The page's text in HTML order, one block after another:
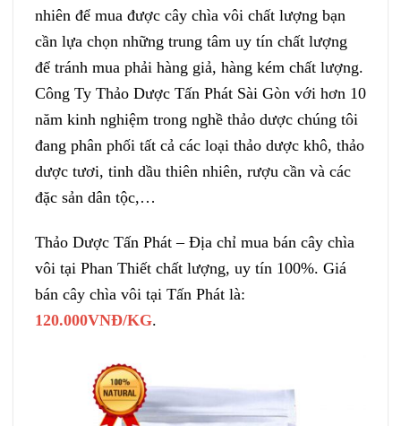
nhiên để mua được cây chìa vôi chất lượng bạn
cần lựa chọn những trung tâm uy tín chất lượng
để tránh mua phải hàng giả, hàng kém chất lượng.
Công Ty Thảo Dược Tấn Phát Sài Gòn với hơn 10
năm kinh nghiệm trong nghề thảo dược chúng tôi
đang phân phối tất cả các loại thảo dược khô, thảo
dược tươi, tinh dầu thiên nhiên, rượu cần và các
đặc sản dân tộc,…
Thảo Dược Tấn Phát – Địa chỉ mua bán cây chìa
vôi tại Phan Thiết chất lượng, uy tín 100%. Giá
bán cây chìa vôi tại Tấn Phát là:
120.000VNĐ/KG.